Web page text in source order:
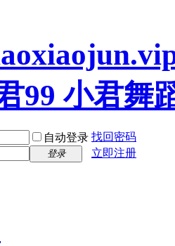
自动登录 找回密码
登录 立即注册